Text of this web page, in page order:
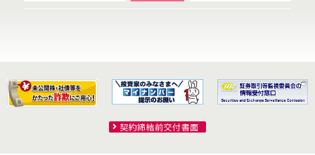
契約締結前交付書面